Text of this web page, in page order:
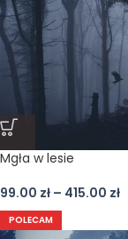
Mgła w lesie
99.00 zł – 415.00 zł
POLECAM